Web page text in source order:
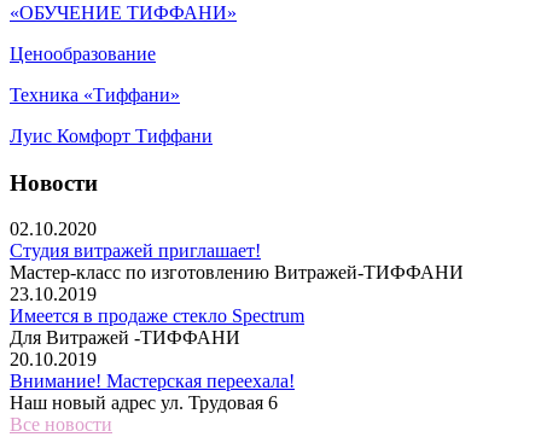
«ОБУЧЕНИЕ ТИФФАНИ»
Ценообразование
Техника «Тиффани»
Луис Комфорт Тиффани
Новости
02.10.2020
Студия витражей приглашает!
Мастер-класс по изготовлению Витражей-ТИФФАНИ
23.10.2019
Имеется в продаже стекло Spectrum
Для Витражей -ТИФФАНИ
20.10.2019
Внимание! Мастерская переехала!
Наш новый адрес ул. Трудовая 6
Все новости